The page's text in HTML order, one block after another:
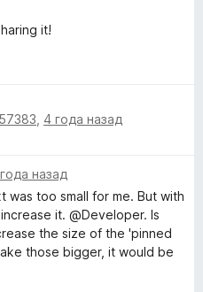
it!
4 года назад
назад
too small for me. But with
it. @Developer. Is
the size of the 'pinned
those bigger, it would be